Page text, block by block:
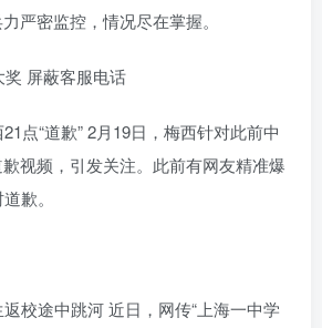
严密监控，情况尽在掌握。
屏蔽客服电话
点“道歉” 2月19日，梅西针对此前中
视频，引发关注。此前有网友精准爆
歉。
校途中跳河 近日，网传“上海一中学